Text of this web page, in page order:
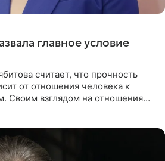
главное условие
считает, что прочность
от отношения человека к
Своим взглядом на отношения